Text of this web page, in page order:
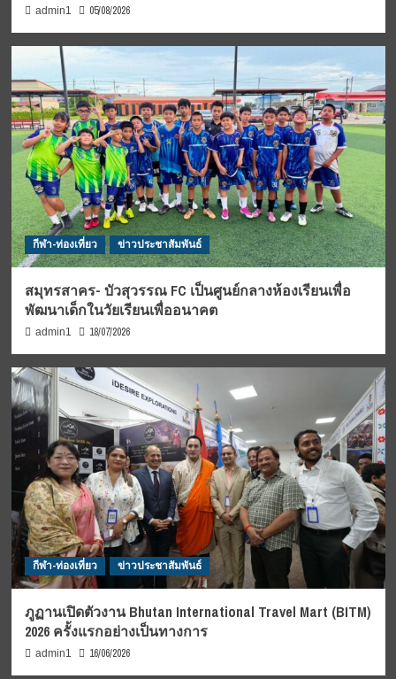
admin1 05/08/2026
กีฬา-ท่องเที่ยว ข่าวประชาสัมพันธ์
สมุทรสาคร- บัวสุวรรณ FC เป็นศูนย์กลางห้องเรียนเพื่อ
พัฒนาเด็กในวัยเรียนเพื่ออนาคต
admin1 18/07/2026
กีฬา-ท่องเที่ยว ข่าวประชาสัมพันธ์
ภูฏานเปิดตัวงาน Bhutan International Travel Mart (BITM)
2026 ครั้งแรกอย่างเป็นทางการ
admin1 16/06/2026